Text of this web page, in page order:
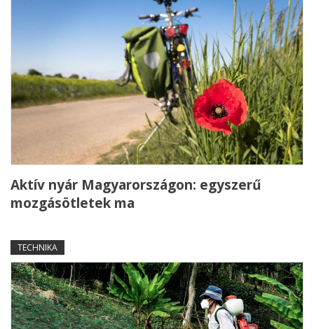
Aktív nyár Magyarországon: egyszerű
mozgásötletek ma
TECHNIKA